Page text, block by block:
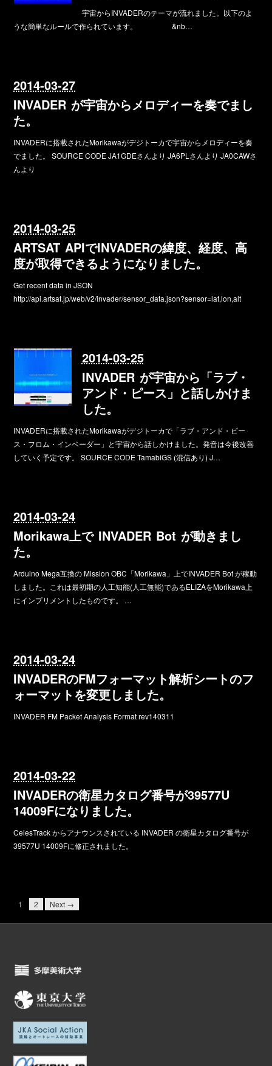
宇宙からINVADERのテーマが流れました。以下のよ
うな簡単なルールで作られています。 &nb…
2014-03-27
INVADER が宇宙からメロディーを奏でまし
た。
INVADERに搭載されたMorikawaがデジトーカで宇宙からメロディーを奏
でました。 SOURCE CODE JA1GDEさんより JA6PLさんより JA0CAWさ
んより
2014-03-25
ARTSAT APIでINVADERの緯度、経度、高
度が取得できるようになりました。
Get recent data in JSON
http://api.artsat.jp/web/v2/invader/sensor_data.json?sensor=lat,lon,alt
2014-03-25
INVADER が宇宙から「ラブ・
アンド・ピース」と話しかけま
した。
INVADERに搭載されたMorikawaがデジトーカで「ラブ・アンド・ピー
ス・フロム・インベーダー」と宇宙から話しかけました。発音は今後改善
していく予定です。 SOURCE CODE TamabiGS (混信あり) J…
2014-03-24
Morikawa上で INVADER Bot が動きまし
た。
Arduino Mega互換の Mission OBC「Morikawa」上でINVADER Bot が稼動
しました。これは最初期の人工知能(人工無能)であるELIZAをMorikawa上
にインプリメントしたものです。 …
2014-03-24
INVADERのFMフォーマット解析シートのフ
ォーマットを変更しました。
INVADER FM Packet Analysis Format rev140311
2014-03-22
INVADERの衛星カタログ番号が39577U
14009Fになりました。
CelesTrack からアナウンスされている INVADER の衛星カタログ番号が
39577U 14009Fに修正されました。
1 2 Next →